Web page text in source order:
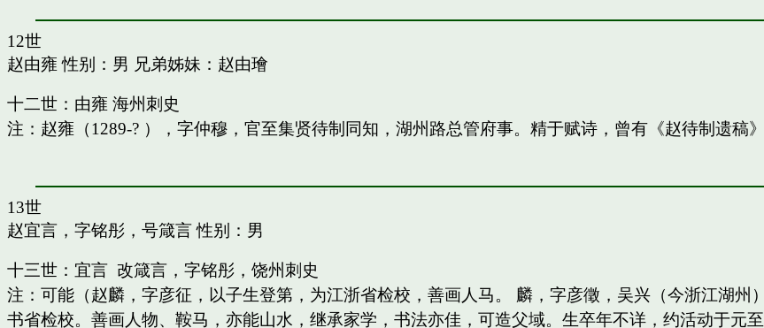
12世
赵由雍 性别：男 兄弟姊妹： 赵由璯
十二世：由雍 海州刺史
注：赵雍（1289-? ），字仲穆，官至集贤待制同知，湖州路总管府事。精于赋诗，曾有《赵待制遗稿》
13世
赵宜言，字铭彤，号箴言性别：男
十三世：宜言 改箴言，字铭彤，饶州刺史
注：可能（赵麟，字彦征，以子生登第，为江浙省检校，善画人马。 麟，字彦徵，吴兴（今浙江湖州
书省检校。善画人物、鞍马，亦能山水，继承家学，书法亦佳，可造父域。生卒年不详，约活动于元